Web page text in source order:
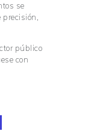
se
público
con